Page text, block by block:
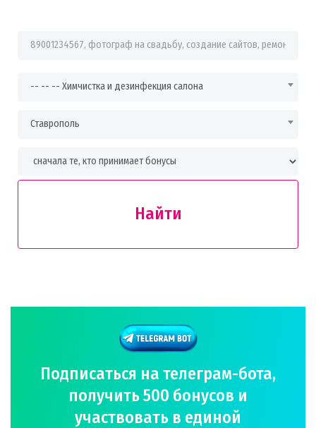
Фраза для поиска
-- -- -- Химчистка и дезинфекция салона
Ставрополь
Найти
Подписаться на телеграм-бота,
получить 500 бонусов и
участвовать в единой